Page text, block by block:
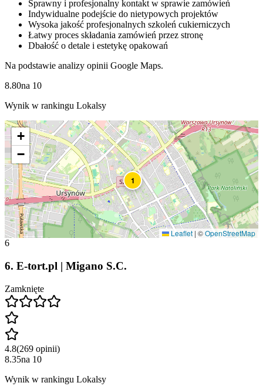
Sprawny i profesjonalny kontakt w sprawie zamówień
Indywidualne podejście do nietypowych projektów
Wysoka jakość profesjonalnych szkoleń cukierniczych
Łatwy proces składania zamówień przez stronę
Dbałość o detale i estetykę opakowań
Na podstawie analizy opinii Google Maps.
8.80na 10
Wynik w rankingu Lokalsy
1
+
−
Leaflet | ©OpenStreetMap
6
6. E-tort.pl | Migano S.C.
Zamknięte
4.8(269 opinii)
8.35na 10
Wynik w rankingu Lokalsy